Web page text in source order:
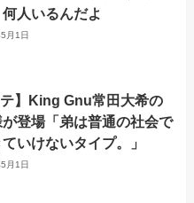
人いるんだよ
月1日
テ】King Gnu常田大希の
登場「弟は普通の社会で
いけないタイプ。」
月1日